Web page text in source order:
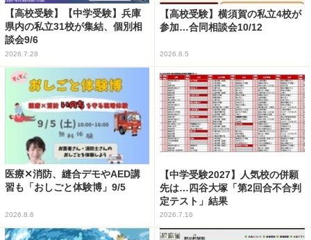
【高校受験】【中学受験】兵庫
県内の私立31校が集結、個別相
談会9/6
2026.7.28
【高校受験】横須賀の私立4校が
参加…合同相談会10/12
2026.8.5
医療✕消防、縫合デモやAED講
習も「おしごと体験博」9/5
2026.8.6
【中学受験2027】人気校の併願
先は…四谷大塚「第2回合不合判
定テスト」結果
2026.7.16